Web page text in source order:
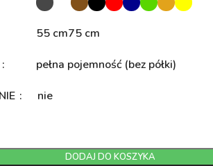
55 cm75 cm
pełna pojemność (bez półki)
nie
DODAJ DO KOSZYKA